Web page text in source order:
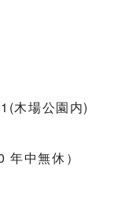
木場公園内)
中無休）